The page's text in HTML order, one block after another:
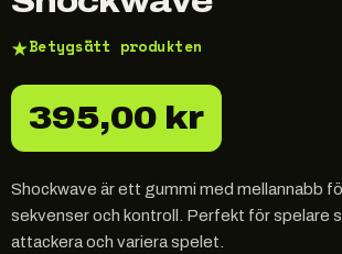
★Betygsätt produkten
395,00 kr
Shockwave är ett gummi med mellannabb
sekvenser och kontroll. Perfekt för spelare
attackera och variera spelet.